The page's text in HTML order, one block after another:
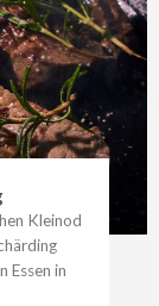
Kleinod
Essen in